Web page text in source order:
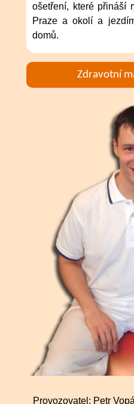
ošetření, které přináší
Praze a okolí a
domů.
Zdravotní
Provozovatel: Petr